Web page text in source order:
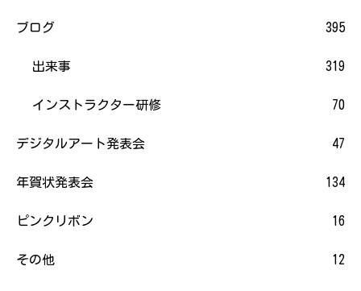
ブログ 395
出来事 319
インストラクター研修 70
デジタルアート発表会 47
年賀状発表会 134
ピンクリボン 16
その他 12